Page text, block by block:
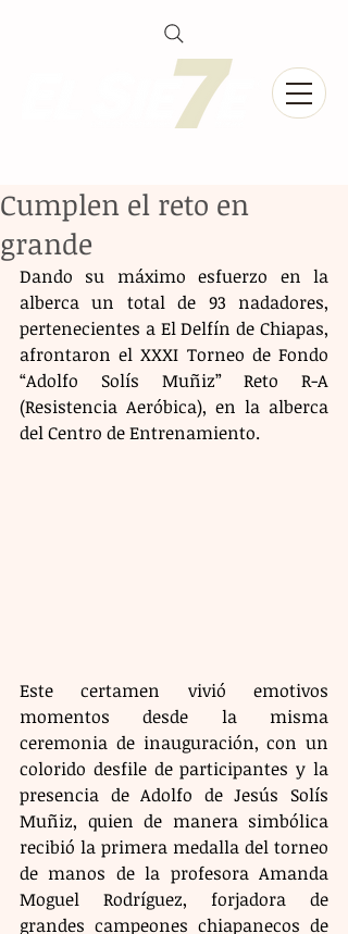
Cumplen el reto en
grande
Dando su máximo esfuerzo en la
alberca un total de 93 nadadores,
pertenecientes a El Delfín de Chiapas,
afrontaron el XXXI Torneo de Fondo
“Adolfo Solís Muñiz” Reto R-A
(Resistencia Aeróbica), en la alberca
del Centro de Entrenamiento.
Este certamen vivió emotivos
momentos desde la misma
ceremonia de inauguración, con un
colorido desfile de participantes y la
presencia de Adolfo de Jesús Solís
Muñiz, quien de manera simbólica
recibió la primera medalla del torneo
de manos de la profesora Amanda
Moguel Rodríguez, forjadora de
grandes campeones chiapanecos de